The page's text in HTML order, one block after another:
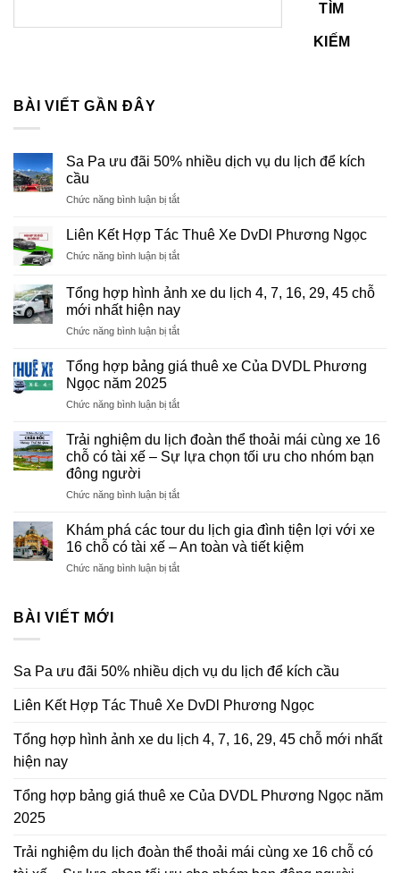
TÌM
KIẾM
BÀI VIẾT GẦN ĐÂY
Sa Pa ưu đãi 50% nhiều dịch vụ du lịch để kích
cầu
Chức năng bình luận bị tắtở
Pa
đãi
nhiều
dịch
du
để
Liên Kết Hợp Tác Thuê Xe DvDl Phương Ngọc
Chức năng bình luận bị tắtở
Kết
Hợp
Thuê
DvDl
Tổng hợp hình ảnh xe du lịch 4, 7, 16, 29, 45 chỗ
mới nhất hiện nay
Chức năng bình luận bị tắtở
hợp
xe
lịch
4,
29,
chỗ
mới
hiện
Tổng hợp bảng giá thuê xe Của DVDL Phương
Ngọc năm 2025
Chức năng bình luận bị tắtở
hợp
bảng
giá
xe
DVDL
Phương
Ngọc
năm
Trải nghiệm du lịch đoàn thể thoải mái cùng xe 16
chỗ có tài xế – Sự lựa chọn tối ưu cho nhóm bạn
đông người
Chức năng bình luận bị tắtở
nghiệm
du
lịch
đoàn
chỗ
tài
–
tối
nhóm
bạn
Khám phá các tour du lịch gia đình tiện lợi với xe
16 chỗ có tài xế – An toàn và tiết kiệm
Chức năng bình luận bị tắtở
gia
tiện
với
xe
có
An
toàn
BÀI VIẾT MỚI
Sa Pa ưu đãi 50% nhiều dịch vụ du lịch để kích cầu
Liên Kết Hợp Tác Thuê Xe DvDl Phương Ngọc
Tổng hợp hình ảnh xe du lịch 4, 7, 16, 29, 45 chỗ mới nhất
hiện nay
Tổng hợp bảng giá thuê xe Của DVDL Phương Ngọc năm
2025
Trải nghiệm du lịch đoàn thể thoải mái cùng xe 16 chỗ có